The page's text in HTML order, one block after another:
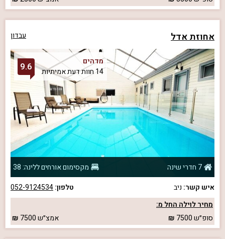
אחוזת אדל עבדון
מדהים
14 חוות דעת אמיתיות
9.6
7 חדרי שינה
מקסימום אורחים ללינה: 38
איש קשר: ניב טלפון:052-9124534
מחיר לוילה החל מ:
סופ״ש7500 אמצ״ש7500